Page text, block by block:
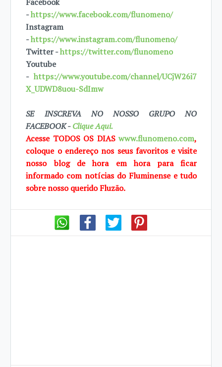
-https://www.facebook.com/flunomeno/
Instagram
-https://www.instagram.com/flunomeno/
Twitter -https://twitter.com/flunomeno
Youtube
-https://www.youtube.com/channel/UCjW26i7
X_UDWD8uou-SdImw
SE INSCREVA NO NOSSO GRUPO NO
FACEBOOK -Clique Aqui.
Acesse TODOS OS DIASwww.flunomeno.com,
coloque o endereço nos seus favoritos e visite
nosso blog de hora em hora para ficar
informado com notícias do Fluminense e tudo
sobre nosso querido Fluzão.